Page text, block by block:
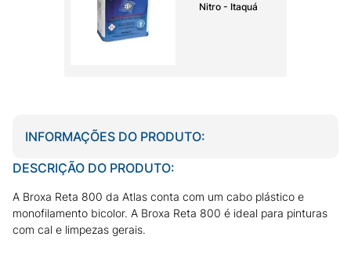
Nitro - Itaquá
INFORMAÇÕES DO PRODUTO:
DESCRIÇÃO DO PRODUTO:
A Broxa Reta 800 da Atlas conta com um cabo plástico e
monofilamento bicolor. A Broxa Reta 800 é ideal para pinturas
com cal e limpezas gerais.